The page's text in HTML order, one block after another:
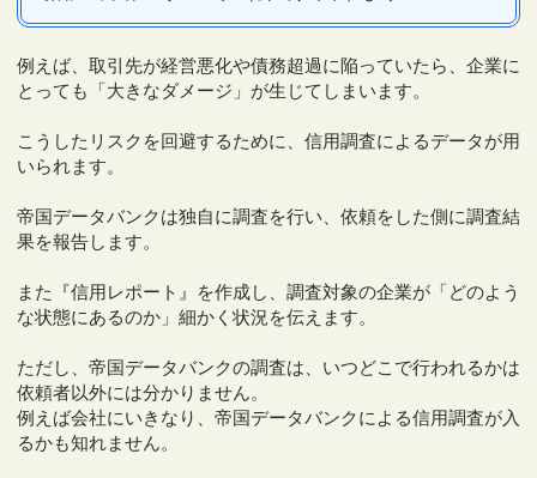
例えば、取引先が経営悪化や債務超過に陥っていたら、企業に
とっても「大きなダメージ」が生じてしまいます。
こうしたリスクを回避するために、信用調査によるデータが用
いられます。
帝国データバンクは独自に調査を行い、依頼をした側に調査結
果を報告します。
また『信用レポート』を作成し、調査対象の企業が「どのよう
な状態にあるのか」細かく状況を伝えます。
ただし、帝国データバンクの調査は、いつどこで行われるかは
依頼者以外には分かりません。
例えば会社にいきなり、帝国データバンクによる信用調査が入
るかも知れません。